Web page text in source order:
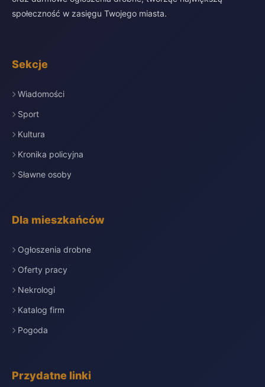
społeczność w zasięgu Twojego miasta.
Sekcje
Wiadomości
Sport
Kultura
Kronika policyjna
Sławne osoby
Dla mieszkańców
Ogłoszenia drobne
Oferty pracy
Nekrologi
Katalog firm
Pogoda
Przydatne linki